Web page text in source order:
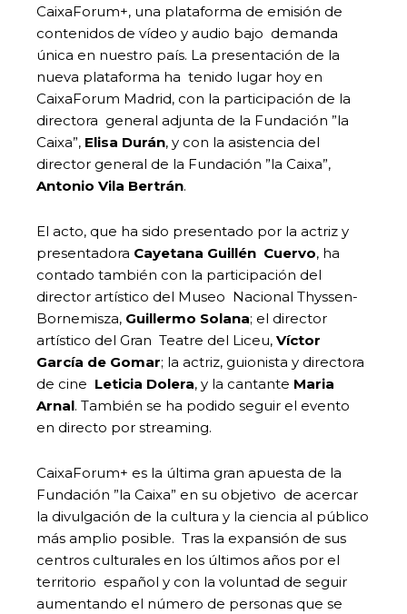
CaixaForum+, una plataforma de emisión de
contenidos de vídeo y audio bajo demanda
única en nuestro país. La presentación de la
nueva plataforma ha tenido lugar hoy en
CaixaForum Madrid, con la participación de la
directora general adjunta de la Fundación ”la
Caixa”, Elisa Durán, y con la asistencia del
director general de la Fundación ”la Caixa”,
Antonio Vila Bertrán.
El acto, que ha sido presentado por la actriz y
presentadora Cayetana Guillén Cuervo, ha
contado también con la participación del
director artístico del Museo Nacional Thyssen-
Bornemisza, Guillermo Solana; el director
artístico del Gran Teatre del Liceu, Víctor
García de Gomar; la actriz, guionista y directora
de cine Leticia Dolera, y la cantante Maria
Arnal. También se ha podido seguir el evento
en directo por streaming.
CaixaForum+ es la última gran apuesta de la
Fundación ”la Caixa” en su objetivo de acercar
la divulgación de la cultura y la ciencia al público
más amplio posible. Tras la expansión de sus
centros culturales en los últimos años por el
territorio español y con la voluntad de seguir
aumentando el número de personas que se